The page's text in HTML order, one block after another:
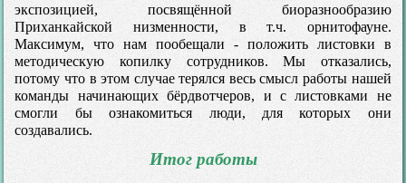
экспозицией, посвящённой биоразнообразию
Приханкайской низменности, в т.ч. орнитофауне.
Максимум, что нам пообещали - положить листовки в
методическую копилку сотрудников. Мы отказались,
потому что в этом случае терялся весь смысл работы нашей
команды начинающих бёрдвотчеров, и с листовками не
смогли бы ознакомиться люди, для которых они
создавались.
Итог работы